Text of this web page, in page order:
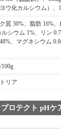
ウ化カルシウム）、
質 30%、脂肪 16%
シウム 1%、リン
、マグネシウム
100g
リア
ロテクト pHケ